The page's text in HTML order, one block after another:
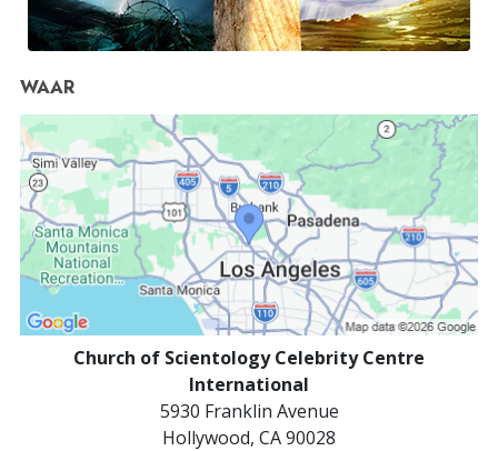
WAAR
Church of Scientology Celebrity Centre
International
5930 Franklin Avenue
Hollywood, CA90028